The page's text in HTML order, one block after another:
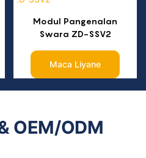
Modul Pangenalan
Swara ZD-SSV2
Maca Liyane
OEM/ODM